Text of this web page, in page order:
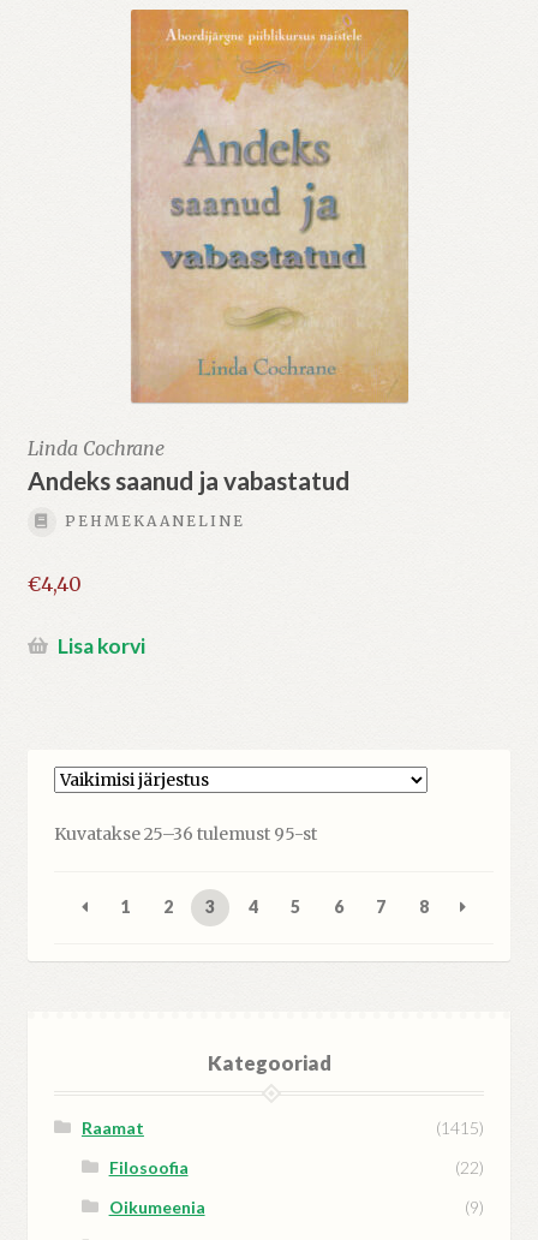
Linda Cochrane
Andeks saanud ja vabastatud
PEHMEKAANELINE
€4,40
Lisa korvi
Kuvatakse 25–36 tulemust 95-st
1 2 3 4 5 6 7 8
Kategooriad
Raamat
(1415)
Filosoofia
(22)
Oikumeenia
(9)